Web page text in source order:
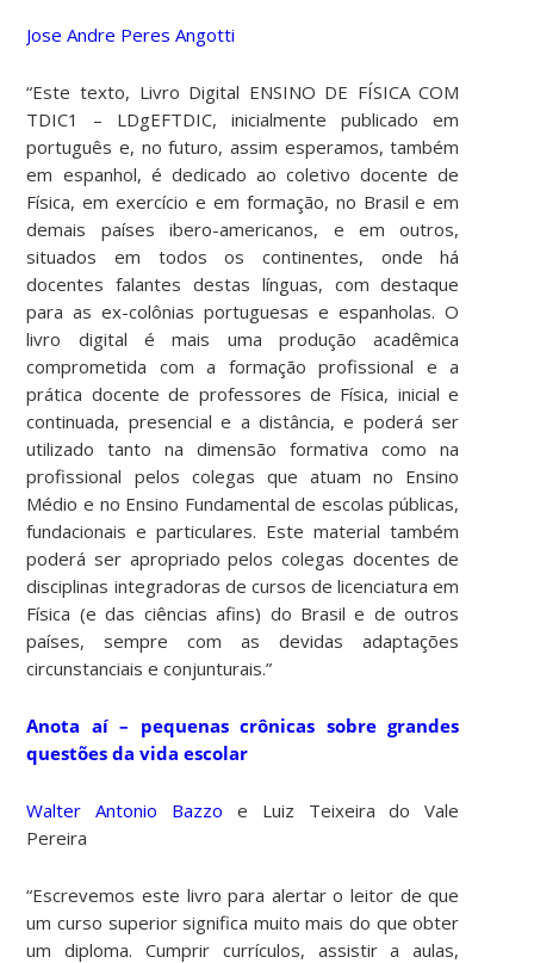
Jose Andre Peres Angotti
“Este texto, Livro Digital ENSINO DE FÍSICA COM
TDIC1 – LDgEFTDIC, inicialmente publicado em
português e, no futuro, assim esperamos, também
em espanhol, é dedicado ao coletivo docente de
Física, em exercício e em formação, no Brasil e em
demais países ibero-americanos, e em outros,
situados em todos os continentes, onde há
docentes falantes destas línguas, com destaque
para as ex-colônias portuguesas e espanholas. O
livro digital é mais uma produção acadêmica
comprometida com a formação profissional e a
prática docente de professores de Física, inicial e
continuada, presencial e a distância, e poderá ser
utilizado tanto na dimensão formativa como na
profissional pelos colegas que atuam no Ensino
Médio e no Ensino Fundamental de escolas públicas,
fundacionais e particulares. Este material também
poderá ser apropriado pelos colegas docentes de
disciplinas integradoras de cursos de licenciatura em
Física (e das ciências afins) do Brasil e de outros
países, sempre com as devidas adaptações
circunstanciais e conjunturais.”
Anota aí – pequenas crônicas sobre grandes
questões da vida escolar
Walter Antonio Bazzo e Luiz Teixeira do Vale
Pereira
“Escrevemos este livro para alertar o leitor de que
um curso superior significa muito mais do que obter
um diploma. Cumprir currículos, assistir a aulas,